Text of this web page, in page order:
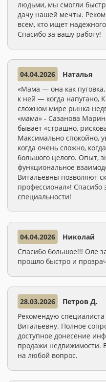
людьми, мы смогли
дачу нашей мечты.
всем, кто ищет
Спасибо за вашу работу!
04.04.2026
Наталья
«Мама — она как
к ней — когда напугано,
сложном мире рынка
«мама» - Сазанова
бывает «страшно,
Максимально спокойно,
когда очень сложно,
большого целого. Опыт,
функциональное
Витальевны позволяют
профессионал»!
специальности!
04.04.2026
Николай
Спасибо большое!!! Оле
прошло быстро и
28.03.2026
Петров Д.
Рекомендую
Витальевну. Полное
доступное донесение
продажи недвижимости.
на любой вопрос.